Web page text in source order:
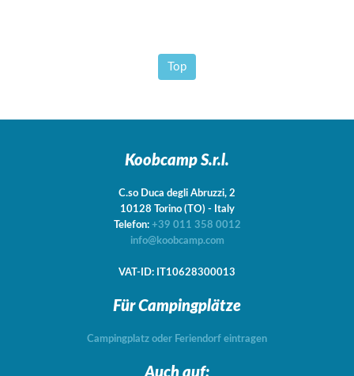
Top
Koobcamp S.r.l.
C.so Duca degli Abruzzi, 2
10128 Torino (TO) - Italy
Telefon: +39 011 358 0012
info@koobcamp.com
VAT-ID: IT10628300013
Für Campingplätze
Campingplatz oder Feriendorf eintragen
Auch auf: